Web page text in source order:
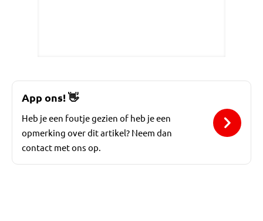
App ons!👋
Heb je een foutje gezien of heb je een
opmerking over dit artikel? Neem dan
contact met ons op.